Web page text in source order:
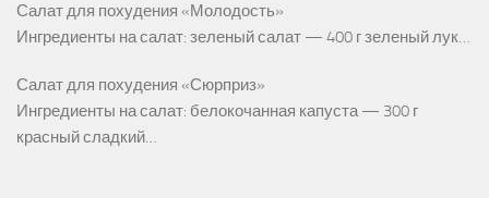
Салат для похудения «Молодость»
Ингредиенты на салат: зеленый салат — 400 г зеленый лук…
Салат для похудения «Сюрприз»
Ингредиенты на салат: белокочанная капуста — 300 г
красный сладкий…